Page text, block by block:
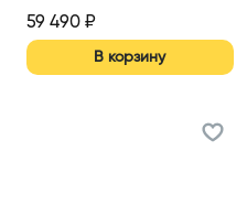
59 490 ₽
В корзину